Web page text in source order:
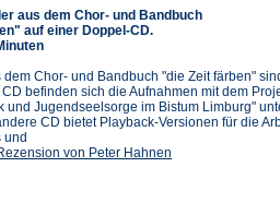
aus dem Chor- und Bandbuch
auf einer Doppel-CD.
dem Chor- und Bandbuch "die Zeit färben"
befinden sich die Aufnahmen mit dem
und Jugendseelsorge im Bistum Limburg"
CD bietet Playback-Versionen für die
und
von Peter Hahnen